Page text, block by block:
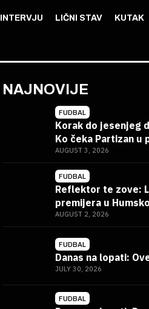
INTERVJU LIČNI STAV KUTAK
NAJNOVIJE
FUDBAL
Korak do jesenjeg
Ko čeka Partizan u
AUGUST 3, 2026
FUDBAL
Reflektor te zove:
premijera u
AUGUST 2, 2026
FUDBAL
Danas na lopati:
JULY 30, 2026
FUDBAL